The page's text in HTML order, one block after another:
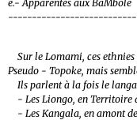
e.- Apparentés aux BaMbole
Sur le Lomami, ces ethnies
Pseudo - Topoke, mais
Ils parlent à la fois le
- Les Liongo, en Territoire
- Les Kangala, en amont